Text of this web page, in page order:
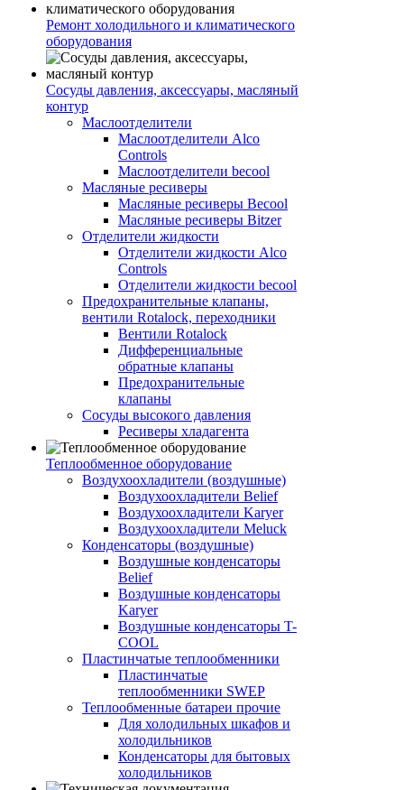
Ремонт холодильного и климатического
оборудования
Сосуды давления, аксессуары, масляный
контур
Маслоотделители
Маслоотделители Alco
Controls
Маслоотделители becool
Масляные ресиверы
Масляные ресиверы Becool
Масляные ресиверы Bitzer
Отделители жидкости
Отделители жидкости Alco
Controls
Отделители жидкости becool
Предохранительные клапаны,
вентили Rotalock, переходники
Вентили Rotalock
Дифференциальные
обратные клапаны
Предохранительные
клапаны
Сосуды высокого давления
Ресиверы хладагента
Теплообменное оборудование
Воздухоохладители (воздушные)
Воздухоохладители Belief
Воздухоохладители Karyer
Воздухоохладители Meluck
Конденсаторы (воздушные)
Воздушные конденсаторы
Belief
Воздушные конденсаторы
Karyer
Воздушные конденсаторы T-
COOL
Пластинчатые теплообменники
Пластинчатые
теплообменники SWEP
Теплообменные батареи прочие
Для холодильных шкафов и
холодильников
Конденсаторы для бытовых
холодильников